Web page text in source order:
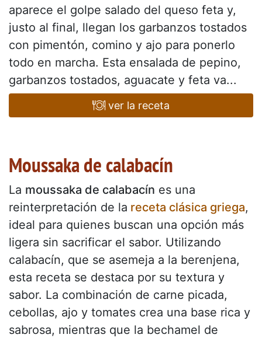
aparece el golpe salado del queso feta y,
justo al final, llegan los garbanzos tostados
con pimentón, comino y ajo para ponerlo
todo en marcha. Esta ensalada de pepino,
garbanzos tostados, aguacate y feta va...
ver la receta
Moussaka de calabacín
La moussaka de calabacín es una
reinterpretación de la receta clásica griega,
ideal para quienes buscan una opción más
ligera sin sacrificar el sabor. Utilizando
calabacín, que se asemeja a la berenjena,
esta receta se destaca por su textura y
sabor. La combinación de carne picada,
cebollas, ajo y tomates crea una base rica y
sabrosa, mientras que la bechamel de